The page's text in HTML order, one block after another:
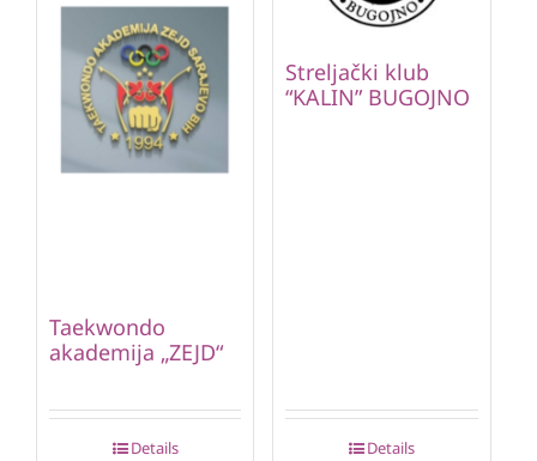
Taekwondo
akademija „ZEJD“
Details
Streljački klub
“KALIN” BUGOJNO
Details